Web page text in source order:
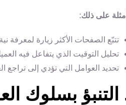
أمثلة على ذلك:
تتبّع الصفحات الأكثر زيارة لمعرفة
تحليل التوقيت الذي يتفاعل فيه
تحديد العوامل التي تؤدي إلى تراجع